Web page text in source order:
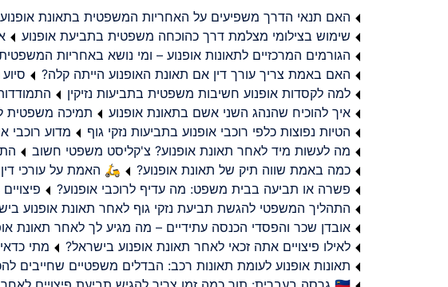
האם תנאי הדרך משפיעים על האחריות המשפטית בתאונת
שימוש בצילומי מצלמת דרך כהוכחה משפטית בתביעת אופנוע
הגורמים המרכזיים לתאונות אופנוע – ומי נושא באחריות
האם באמת צריך עורך דין אם תאונת האופנוע הייתה קלה?
למה לקסדות אופנוע חשיבות משפטית בתביעות נזיקין
איך להוכיח שהנהג השני אשם בתאונת אופנוע
תמיכה משפטית
הטיות נפוצות כלפי רוכבי אופנוע בתביעות נזקי גוף
מדוע רוכבי
מה לעשות מיד לאחר תאונת אופנוע? צ'קליסט משפטי חשוב
כמה באמת שווה תיק של תאונת אופנוע?
🛵 האמת על עורכי
פשרה או תביעה בבית משפט: מה עדיף לרוכבי אופנוע?
התהליך המשפטי להגשת תביעת נזקי גוף לאחר תאונת אופנוע
אובדן שכר והפסדי הכנסה עתידיים – מה מגיע לך לאחר תאונת
לאילו פיצויים אתה זכאי לאחר תאונת אופנוע בישראל?
מתי
תאונות אופנוע לעומת תאונות רכב: הבדלים משפטיים שחייבים